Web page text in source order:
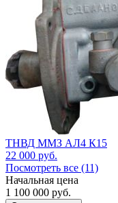
ТНВД ММЗ АЛ4 К15
22 000 руб.
Посмотреть все (11)
Начальная цена
1 100 000 руб.